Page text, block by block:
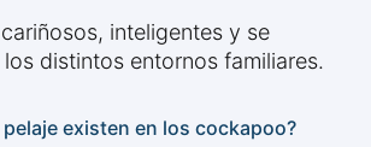
inteligentes y se
distintos entornos familiares.
existen en los cockapoo?